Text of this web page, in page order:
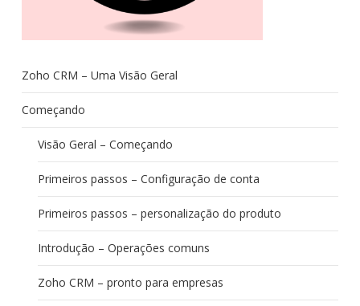
Zoho CRM – Uma Visão Geral
Começando
Visão Geral – Começando
Primeiros passos – Configuração de conta
Primeiros passos – personalização do produto
Introdução – Operações comuns
Zoho CRM – pronto para empresas